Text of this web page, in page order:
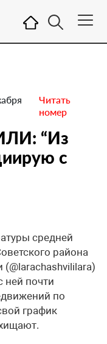
Читать
номер
“Из
с
средней
района
ней почти
по
график